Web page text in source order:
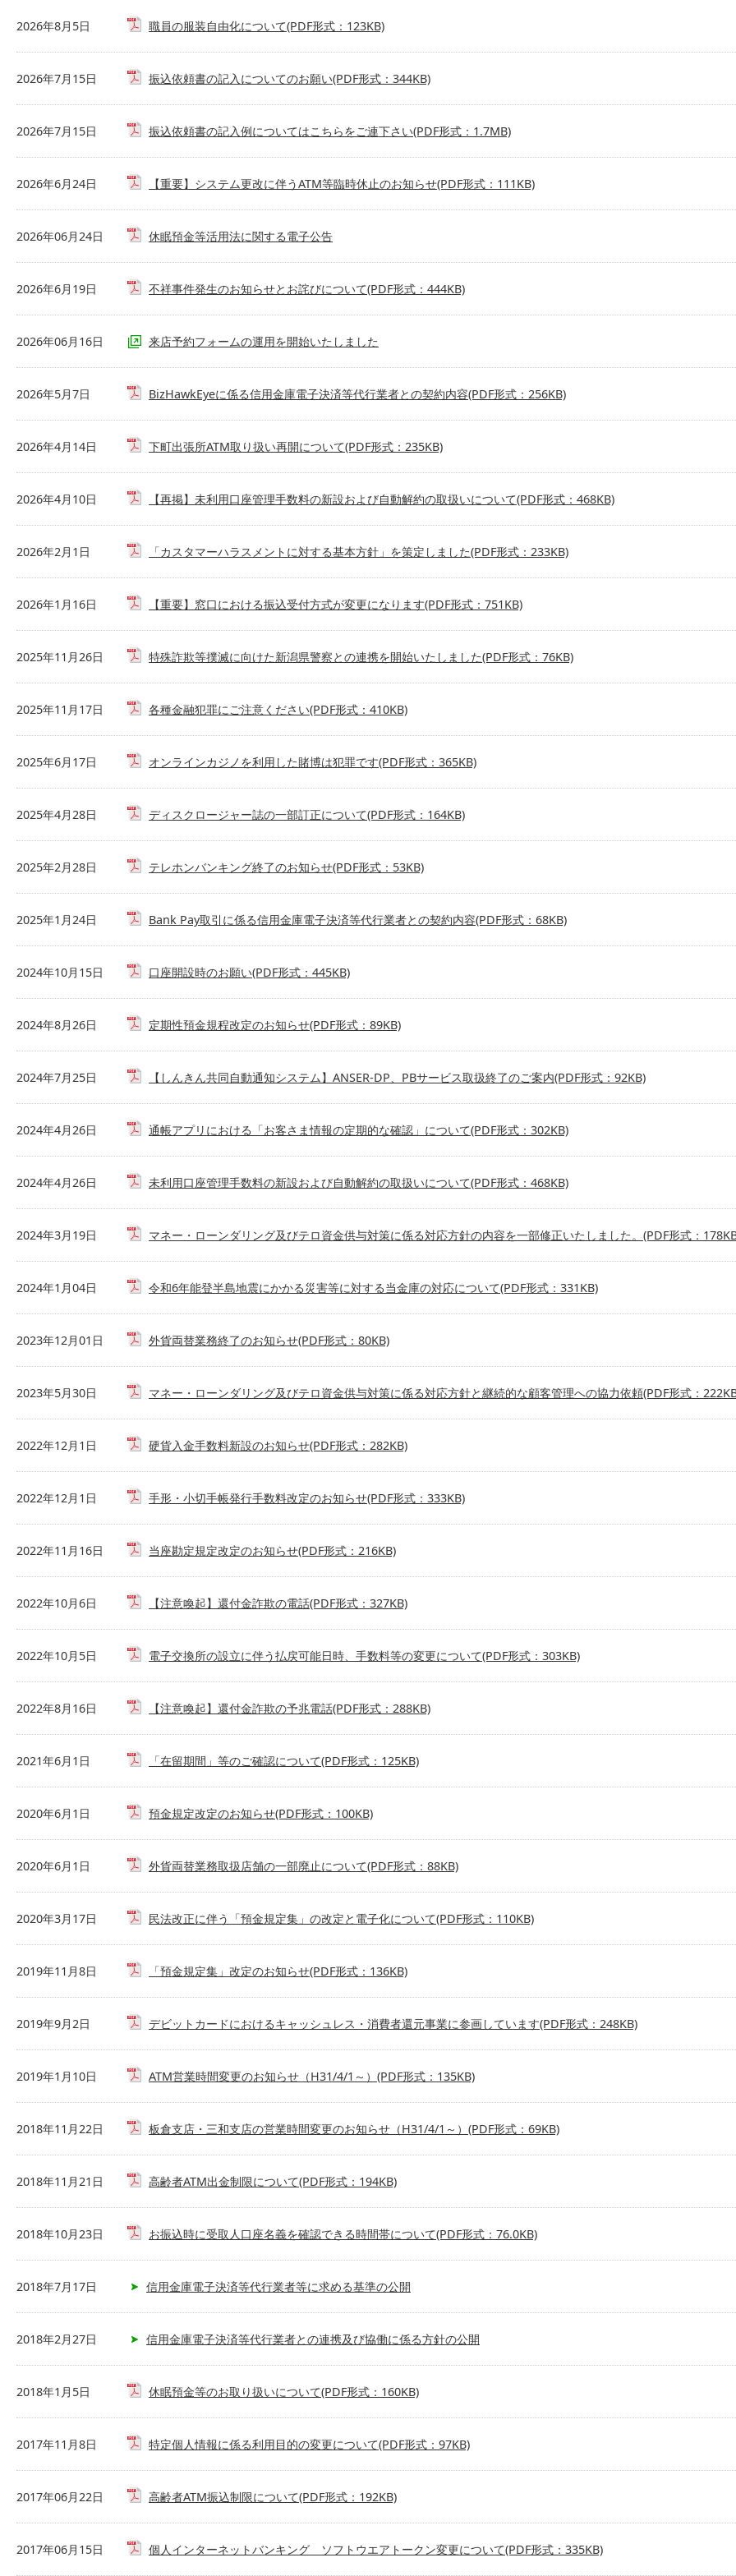
2026年8月5日 職員の服装自由化について(PDF形式：123KB)
2026年7月15日 振込依頼書の記入についてのお願い(PDF形式：344KB)
2026年7月15日 振込依頼書の記入例についてはこちらをご連下さい(PDF形式：1.7MB)
2026年6月24日 【重要】システム更改に伴うATM等臨時休止のお知らせ(PDF形式：111KB)
2026年06月24日 休眠預金等活用法に関する電子公告
2026年6月19日 不祥事件発生のお知らせとお詫びについて(PDF形式：444KB)
2026年06月16日 来店予約フォームの運用を開始いたしました
2026年5月7日 BizHawkEyeに係る信用金庫電子決済等代行業者との契約内容(PDF形式：256KB)
2026年4月14日 下町出張所ATM取り扱い再開について(PDF形式：235KB)
2026年4月10日 【再掲】未利用口座管理手数料の新設および自動解約の取扱いについて(PDF形式：468KB)
2026年2月1日 「カスタマーハラスメントに対する基本方針」を策定しました(PDF形式：233KB)
2026年1月16日 【重要】窓口における振込受付方式が変更になります(PDF形式：751KB)
2025年11月26日 特殊詐欺等撲滅に向けた新潟県警察との連携を開始いたしました(PDF形式：76KB)
2025年11月17日 各種金融犯罪にご注意ください(PDF形式：410KB)
2025年6月17日 オンラインカジノを利用した賭博は犯罪です(PDF形式：365KB)
2025年4月28日 ディスクロージャー誌の一部訂正について(PDF形式：164KB)
2025年2月28日 テレホンバンキング終了のお知らせ(PDF形式：53KB)
2025年1月24日 Bank Pay取引に係る信用金庫電子決済等代行業者との契約内容(PDF形式：68KB)
2024年10月15日 口座開設時のお願い(PDF形式：445KB)
2024年8月26日 定期性預金規程改定のお知らせ(PDF形式：89KB)
2024年7月25日 【しんきん共同自動通知システム】ANSER-DP、PBサービス取扱終了のご案内(PDF形式：92KB)
2024年4月26日 通帳アプリにおける「お客さま情報の定期的な確認」について(PDF形式：302KB)
2024年4月26日 未利用口座管理手数料の新設および自動解約の取扱いについて(PDF形式：468KB)
2024年3月19日 マネー・ローンダリング及びテロ資金供与対策に係る対応方針の内容を一部修正いたしました。(PDF形式：
2024年1月04日 令和6年能登半島地震にかかる災害等に対する当金庫の対応について(PDF形式：331KB)
2023年12月01日 外貨両替業務終了のお知らせ(PDF形式：80KB)
2023年5月30日 マネー・ローンダリング及びテロ資金供与対策に係る対応方針と継続的な顧客管理への協力依頼(PDF形式：
2022年12月1日 硬貨入金手数料新設のお知らせ(PDF形式：282KB)
2022年12月1日 手形・小切手帳発行手数料改定のお知らせ(PDF形式：333KB)
2022年11月16日 当座勘定規定改定のお知らせ(PDF形式：216KB)
2022年10月6日 【注意喚起】還付金詐欺の電話(PDF形式：327KB)
2022年10月5日 電子交換所の設立に伴う払戻可能日時、手数料等の変更について(PDF形式：303KB)
2022年8月16日 【注意喚起】還付金詐欺の予兆電話(PDF形式：288KB)
2021年6月1日 「在留期間」等のご確認について(PDF形式：125KB)
2020年6月1日 預金規定改定のお知らせ(PDF形式：100KB)
2020年6月1日 外貨両替業務取扱店舗の一部廃止について(PDF形式：88KB)
2020年3月17日 民法改正に伴う「預金規定集」の改定と電子化について(PDF形式：110KB)
2019年11月8日 「預金規定集」改定のお知らせ(PDF形式：136KB)
2019年9月2日 デビットカードにおけるキャッシュレス・消費者還元事業に参画しています(PDF形式：248KB)
2019年1月10日 ATM営業時間変更のお知らせ（H31/4/1～）(PDF形式：135KB)
2018年11月22日 板倉支店・三和支店の営業時間変更のお知らせ（H31/4/1～）(PDF形式：69KB)
2018年11月21日 高齢者ATM出金制限について(PDF形式：194KB)
2018年10月23日 お振込時に受取人口座名義を確認できる時間帯について(PDF形式：76.0KB)
2018年7月17日 信用金庫電子決済等代行業者等に求める基準の公開
2018年2月27日 信用金庫電子決済等代行業者との連携及び協働に係る方針の公開
2018年1月5日 休眠預金等のお取り扱いについて(PDF形式：160KB)
2017年11月8日 特定個人情報に係る利用目的の変更について(PDF形式：97KB)
2017年06月22日 高齢者ATM振込制限について(PDF形式：192KB)
2017年06月15日 個人インターネットバンキング ソフトウエアトークン変更について(PDF形式：335KB)